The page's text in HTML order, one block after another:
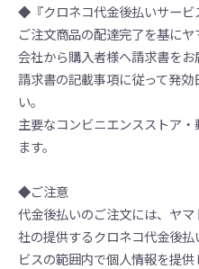
◆『クロネコ代金後払いサービ
ご注文商品の配達完了を基に
会社から購入者様へ請求書をお
請求書の記載事項に従って発
い。
主要なコンビニエンスストア
ます。
◆ご注意
代金後払いのご注文には、ヤ
社の提供するクロネコ代金後
ビスの範囲内で個人情報を提供